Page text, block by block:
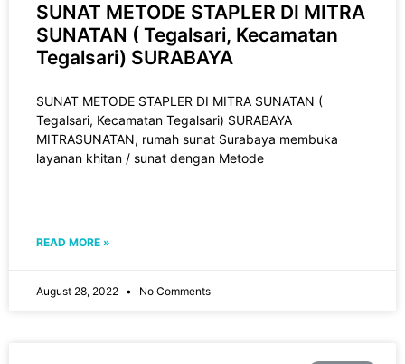
SUNAT METODE STAPLER DI MITRA
SUNATAN ( Tegalsari, Kecamatan
Tegalsari) SURABAYA
SUNAT METODE STAPLER DI MITRA SUNATAN (
Tegalsari, Kecamatan Tegalsari) SURABAYA
MITRASUNATAN, rumah sunat Surabaya membuka
layanan khitan / sunat dengan Metode
READ MORE »
August 28, 2022 No Comments